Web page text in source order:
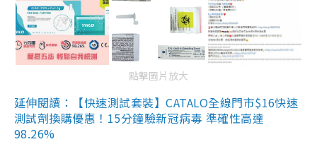
點擊圖片放大
延伸閱讀：【快速測試套裝】CATALO全線門市$16快速
測試劑換購優惠！15分鐘驗新冠病毒 準確性高達
98.26%